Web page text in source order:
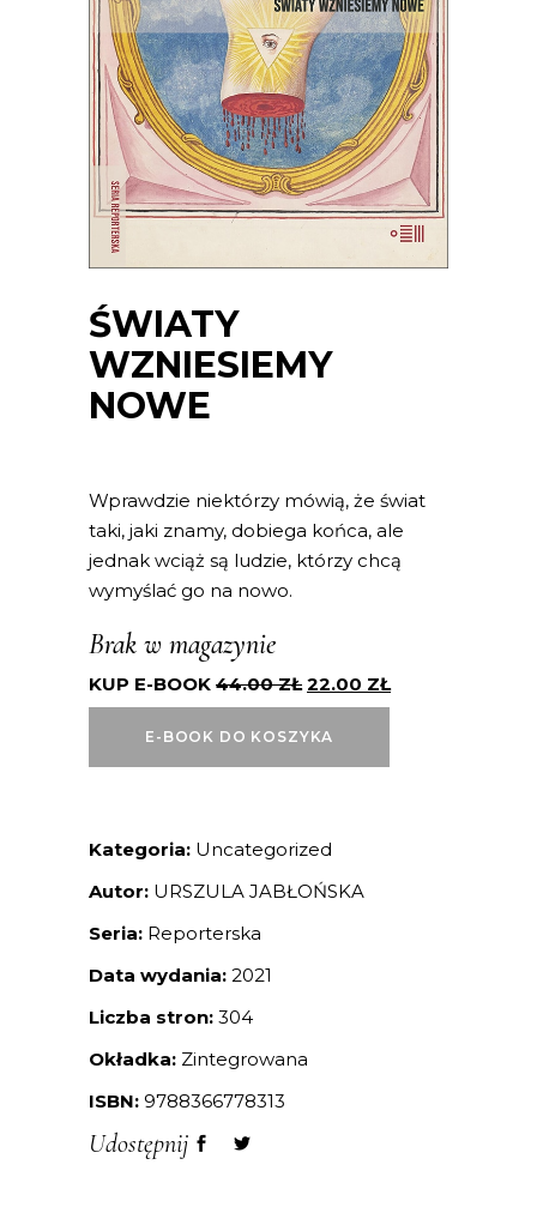
ŚWIATY
WZNIESIEMY
NOWE
Wprawdzie niektórzy mówią, że świat
taki, jaki znamy, dobiega końca, ale
jednak wciąż są ludzie, którzy chcą
wymyślać go na nowo.
Brak w magazynie
KUP E-BOOK 44.00ZŁ 22.00 ZŁ
E-BOOK DO KOSZYKA
Kategoria: Uncategorized
Autor: URSZULA JABŁOŃSKA
Seria: Reporterska
Data wydania: 2021
Liczba stron: 304
Okładka: Zintegrowana
ISBN: 9788366778313
Udostępnij